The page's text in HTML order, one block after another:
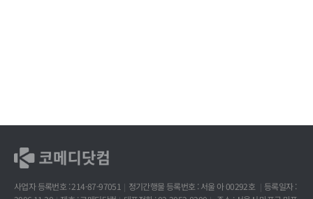
사업자 등록번호 : 214-87-97051 정기간행물 등록번호 : 서울 아 00292호
등록일자 :